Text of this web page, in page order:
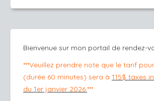
Bienvenue sur mon portail de rendez-
***Veuillez prendre note que le tarif
(durée 60 minutes) sera à 115$ taxes
du 1er janvier 2026.***